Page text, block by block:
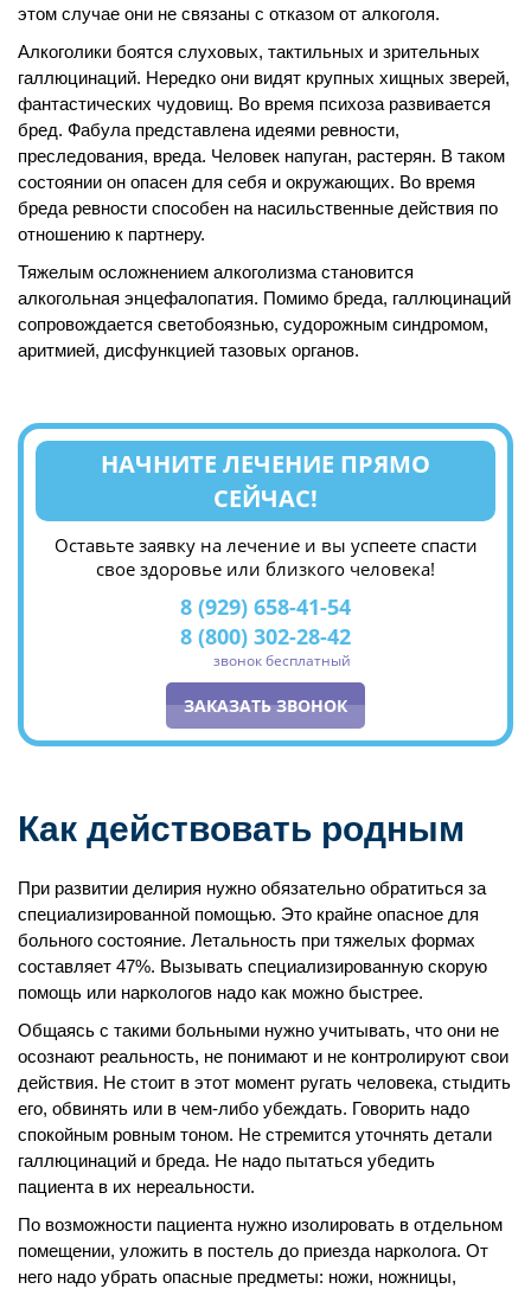
этом случае они не связаны с отказом от алкоголя.
Алкоголики боятся слуховых, тактильных и зрительных
галлюцинаций. Нередко они видят крупных хищных зверей,
фантастических чудовищ. Во время психоза развивается
бред. Фабула представлена идеями ревности,
преследования, вреда. Человек напуган, растерян. В таком
состоянии он опасен для себя и окружающих. Во время
бреда ревности способен на насильственные действия по
отношению к партнеру.
Тяжелым осложнением алкоголизма становится
алкогольная энцефалопатия. Помимо бреда, галлюцинаций
сопровождается светобоязнью, судорожным синдромом,
аритмией, дисфункцией тазовых органов.
НАЧНИТЕ ЛЕЧЕНИЕ ПРЯМО
СЕЙЧАС!
Оставьте заявку на лечение и вы успеете спасти
свое здоровье или близкого человека!
8 (929) 658-41-54
8 (800) 302-28-42
звонок бесплатный
ЗАКАЗАТЬ ЗВОНОК
Как действовать родным
При развитии делирия нужно обязательно обратиться за
специализированной помощью. Это крайне опасное для
больного состояние. Летальность при тяжелых формах
составляет 47%. Вызывать специализированную скорую
помощь или наркологов надо как можно быстрее.
Общаясь с такими больными нужно учитывать, что они не
осознают реальность, не понимают и не контролируют свои
действия. Не стоит в этот момент ругать человека, стыдить
его, обвинять или в чем-либо убеждать. Говорить надо
спокойным ровным тоном. Не стремится уточнять детали
галлюцинаций и бреда. Не надо пытаться убедить
пациента в их нереальности.
По возможности пациента нужно изолировать в отдельном
помещении, уложить в постель до приезда нарколога. От
него надо убрать опасные предметы: ножи, ножницы,